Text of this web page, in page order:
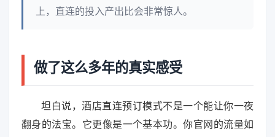
上，直连的投入产出比会非常惊人。
做了这么多年的真实感受
坦白说，酒店直连预订模式不是一个能让你一夜
翻身的法宝。它更像是一个基本功。你官网的流量如